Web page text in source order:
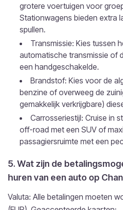
grotere voertuigen voor
Stationwagens bieden extra
spullen.
Transmissie: Kies tussen
automatische transmissie of
een handgeschakelde.
Brandstof: Kies voor de
benzine of overweeg de
gemakkelijk verkrijgbare)
Carrosseriestijl: Cruise in
off-road met een SUV of
passagiersruimte met een
5. Wat zijn de
huren van een auto op
Valuta: Alle betalingen moeten